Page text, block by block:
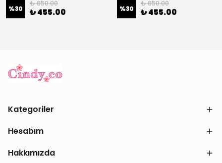
%30
₺ 650.00
₺ 455.00 %30
₺ 650.00
₺ 455.00
Kategoriler
Hesabım
Hakkımızda